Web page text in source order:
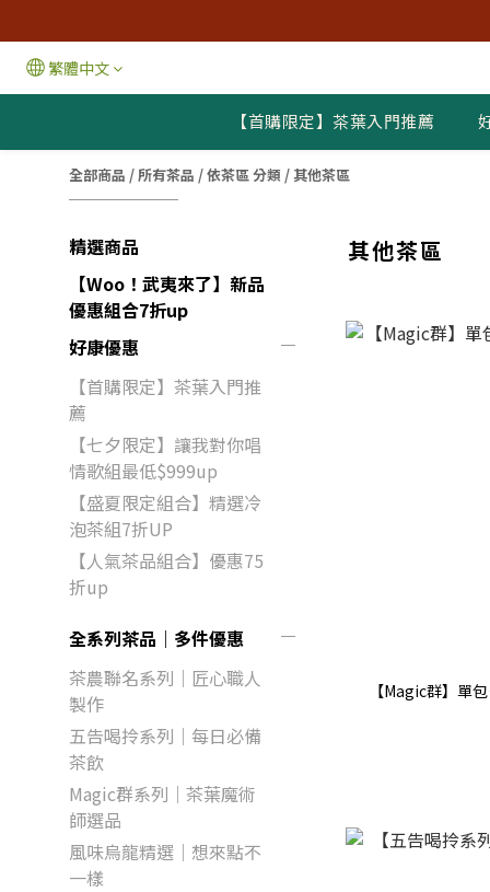
繁體中文
【首購限定】茶葉入門推薦
全部商品 /所有茶品 /依茶區 分類 /其他茶區
精選商品
【Woo！武夷來了】新品
優惠組合7折up
好康優惠
【首購限定】茶葉入門推
薦
【七夕限定】讓我對你唱
情歌組最低$999up
【盛夏限定組合】精選冷
泡茶組7折UP
【人氣茶品組合】優惠75
折up
全系列茶品｜多件優惠
茶農聯名系列｜匠心職人
製作
五告喝拎系列｜每日必備
茶飲
Magic群系列｜茶葉魔術
師選品
風味烏龍精選｜想來點不
一樣
其他茶區
【Magic群】單